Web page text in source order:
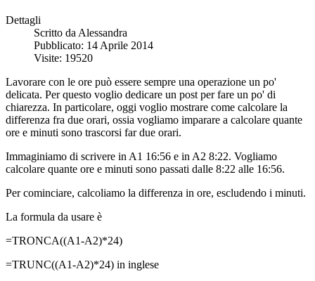
Dettagli
Scritto da Alessandra
Pubblicato: 14 Aprile 2014
Visite: 19520
Lavorare con le ore può essere sempre una operazione un po'
delicata. Per questo voglio dedicare un post per fare un po' di
chiarezza. In particolare, oggi voglio mostrare come calcolare la
differenza fra due orari, ossia vogliamo imparare a calcolare quante
ore e minuti sono trascorsi far due orari.
Immaginiamo di scrivere in A1 16:56 e in A2 8:22. Vogliamo
calcolare quante ore e minuti sono passati dalle 8:22 alle 16:56.
Per cominciare, calcoliamo la differenza in ore, escludendo i minuti.
La formula da usare è
=TRONCA((A1-A2)*24)
=TRUNC((A1-A2)*24) in inglese